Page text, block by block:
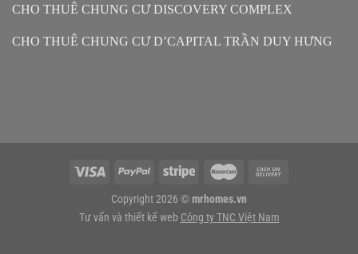
CHO THUÊ CHUNG CƯ DISCOVERY COMPLEX
CHO THUÊ CHUNG CƯ D’CAPITAL TRẦN DUY HƯNG
Copyright 2026 © mrhomes.vn
Tư vấn và thiết kế web Công ty TNC Việt Nam